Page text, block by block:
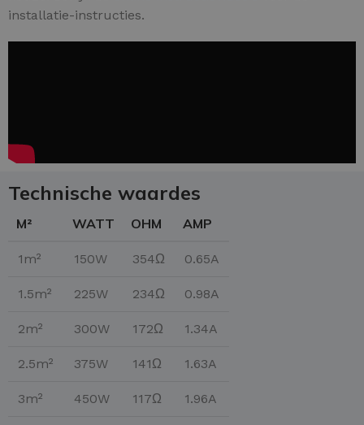
installatie-instructies.
Technische waardes
M² WATT OHM AMP
1m² 150W 354Ω 0.65A
1.5m² 225W 234Ω 0.98A
2m² 300W 172Ω 1.34A
2.5m² 375W 141Ω 1.63A
3m² 450W 117Ω 1.96A